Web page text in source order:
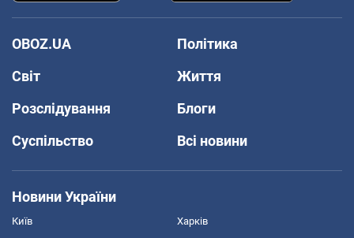
OBOZ.UA
Політика
Світ
Життя
Розслідування
Блоги
Суспільство
Всі новини
Новини України
Київ Харків